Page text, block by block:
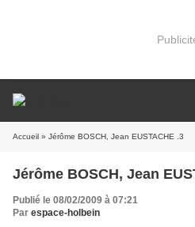
Accueil » Jérôme BOSCH, Jean EUSTACHE .3
Jérôme BOSCH, Jean
Publié le 08/02/2009 à 07:21
Par espace-holbein